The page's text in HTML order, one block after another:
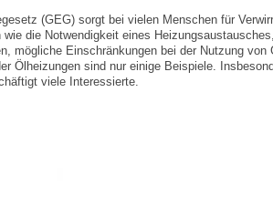
(GEG) sorgt bei vielen Menschen für
wie die Notwendigkeit eines
mögliche Einschränkungen bei der Nutzung von
Ölheizungen sind nur einige Beispiele.
viele Interessierte.